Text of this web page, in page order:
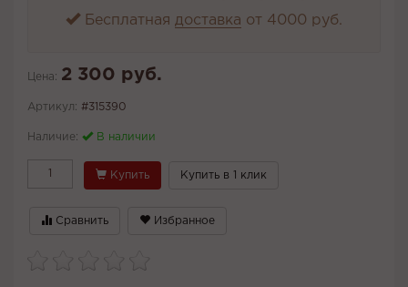
Бесплатная доставка от 4000 руб.
Цена: 2 300 руб.
Артикул: #315390
Наличие: В наличии
Купить Купить в 1 клик
Сравнить Избранное